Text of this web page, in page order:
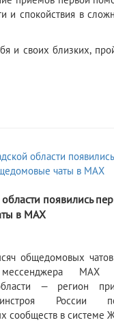
и спокойствия в
своих близких,
появились
в МАХ
общедомовых
мессенджера МАХ
— регион
России
сообществ в системе